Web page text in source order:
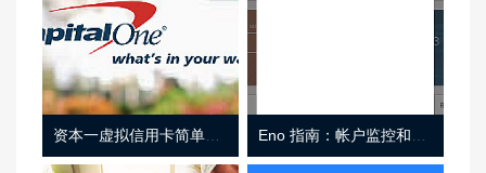
资本一虚拟信用卡简单介绍